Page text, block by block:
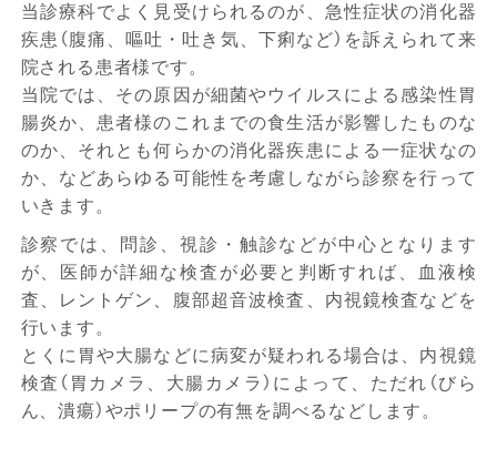
当診療科でよく見受けられるのが、急性症状の消化器
疾患（腹痛、嘔吐・吐き気、下痢など）を訴えられて来
院される患者様です。
当院では、その原因が細菌やウイルスによる感染性胃
腸炎か、患者様のこれまでの食生活が影響したものな
のか、それとも何らかの消化器疾患による一症状なの
か、などあらゆる可能性を考慮しながら診察を行って
いきます。
診察では、問診、視診・触診などが中心となります
が、医師が詳細な検査が必要と判断すれば、血液検
査、レントゲン、腹部超音波検査、内視鏡検査などを
行います。
とくに胃や大腸などに病変が疑われる場合は、内視鏡
検査（胃カメラ、大腸カメラ）によって、ただれ（びら
ん、潰瘍）やポリープの有無を調べるなどします。